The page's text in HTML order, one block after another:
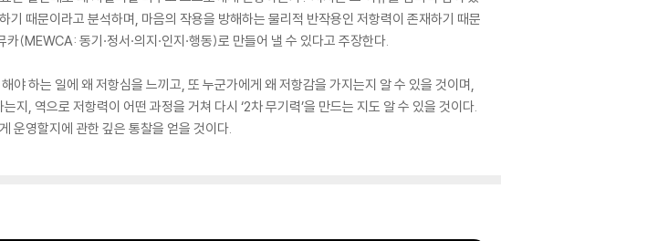
때문이라고 분석하며, 마음의 작용을 방해하는 물리적 반작용인 저항력이 존재하기 때문
(MEWCA: 동기·정서·의지·인지·행동)로 만들어 낼 수 있다고 주장한다.
야 하는 일에 왜 저항심을 느끼고, 또 누군가에게 왜 저항감을 가지는지 알 수 있을 것이며,
지, 역으로 저항력이 어떤 과정을 거쳐 다시 ‘2차 무기력’을 만드는 지도 알 수 있을 것이다.
운영할지에 관한 깊은 통찰을 얻을 것이다.